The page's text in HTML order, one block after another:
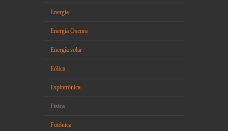
Energía
Energía Oscura
Energía solar
Eólica
Espintrónica
Fisica
Fotónica